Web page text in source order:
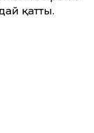
қатты.